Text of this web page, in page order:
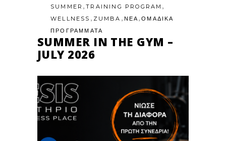
SUMMER ,TRAINING PROGRAM ,
WELLNESS , ZUMBA , ΝΕΑ,ΟΜΑΔΙΚΑ
ΠΡΟΓΡΑΜΜΑΤΑ
SUMMER IN THE GYM –
JULY 2026